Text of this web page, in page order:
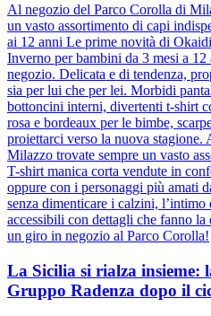
Al negozio del Parco Corolla di
un vasto assortimento di capi
ai 12 anni Le prime novità di
Inverno per bambini da 3 mesi a
negozio. Delicata e di tendenza,
sia per lui che per lei. Morbidi
bottoncini interni, divertenti t-shirt
rosa e bordeaux per le bimbe,
proiettarci verso la nuova
Milazzo trovate sempre un vasto
T-shirt manica corta vendute in
oppure con i personaggi più amati
senza dimenticare i calzini, l’intimo
accessibili con dettagli che fanno
un giro in negozio al Parco Corolla!
La Sicilia si rialza insieme:
Gruppo Radenza dopo il